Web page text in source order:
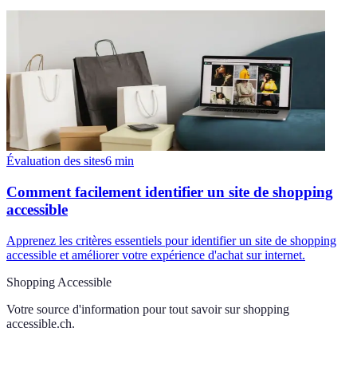
Évaluation des sites6 min
Comment facilement identifier un site de shopping
accessible
Apprenez les critères essentiels pour identifier un site de shopping
accessible et améliorer votre expérience d'achat sur internet.
Shopping Accessible
Votre source d'information pour tout savoir sur shopping
accessible.ch.